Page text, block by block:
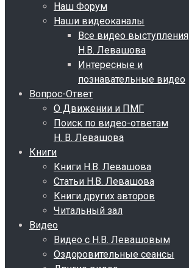
Наш Форум
Наши видеоканалы
Все видео выступления
Н.В. Левашова
Интересные и
познавательные видео
Вопрос-Ответ
О Движении и ПМГ
Поиск по видео-ответам
Н. В. Левашова
Книги
Книги Н.В. Левашова
Статьи Н.В. Левашова
Книги других авторов
Читальный зал
Видео
Видео с Н.В. Левашовым
Оздоровительные сеансы